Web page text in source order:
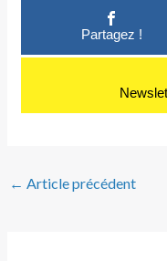
Partagez !
← Article précédent